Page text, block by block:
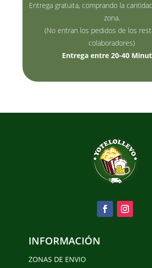
Entrega gratuita, comprando la
zona.
(No entran los pedidos de los
colaboradores)
Entrega entre 20-40
INFORMACIÓN
ZONAS DE ENVIO